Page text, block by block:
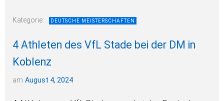
Kategorie: DEUTSCHE MEISTERSCHAFTEN
4 Athleten des VfL Stade bei der DM in
Koblenz
am August 4, 2024